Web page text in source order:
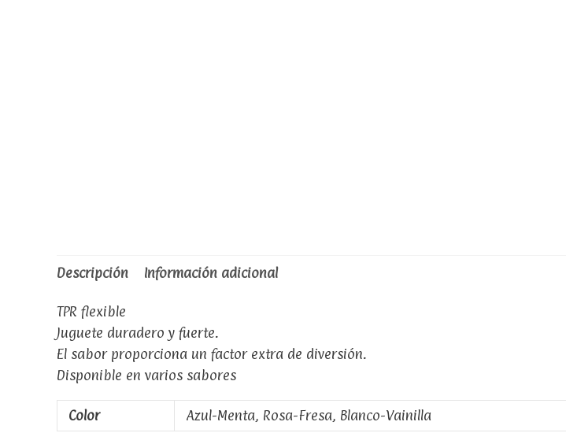
Descripción Información adicional
TPR flexible
Juguete duradero y fuerte.
El sabor proporciona un factor extra de diversión.
Disponible en varios sabores
Color Azul-Menta, Rosa-Fresa, Blanco-Vainilla